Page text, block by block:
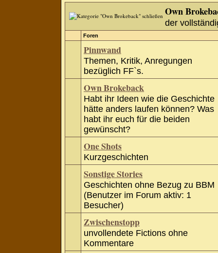
Own
der
Foren
Pinnwand
Themen, Kritik, Anregungen
bezüglich FF`s.
Own Brokeback
Habt ihr Ideen wie die Geschichte
hätte anders laufen können? Was
habt ihr euch für die beiden
gewünscht?
One Shots
Kurzgeschichten
Sonstige Stories
Geschichten ohne Bezug zu BBM
(Benutzer im Forum aktiv: 1
Besucher)
Zwischenstopp
unvollendete Fictions ohne
Kommentare